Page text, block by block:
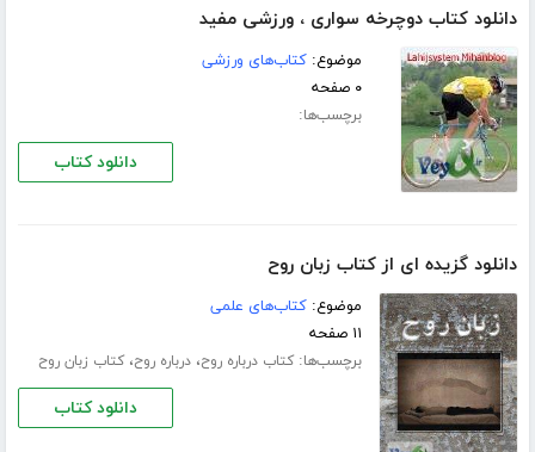
دانلود کتاب دوچرخه سواری ، ورزشی مفید
موضوع:کتاب‌های ورزشی
۰ صفحه
برچسب‌ها:
دانلود کتاب
دانلود گزیده ای از کتاب زبان روح
موضوع:کتاب‌های علمی
۱۱ صفحه
برچسب‌ها:کتاب درباره روح،درباره روح،کتاب زبان روح
دانلود کتاب